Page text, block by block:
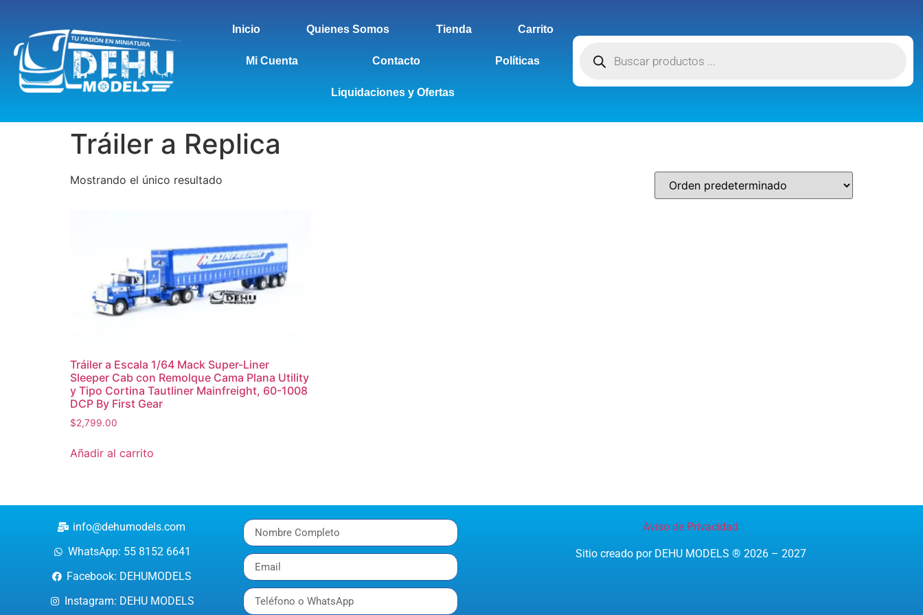
Inicio Quienes Somos Tienda Carrito
Mi Cuenta Contacto Políticas
Liquidaciones y Ofertas
Tráiler a Replica
Mostrando el único resultado
Tráiler a Escala 1/64 Mack Super-Liner
Sleeper Cab con Remolque Cama Plana Utility
y Tipo Cortina Tautliner Mainfreight, 60-1008
DCP By First Gear
$2,799.00
Añadir al carrito
info@dehumodels.com
WhatsApp: 55 8152 6641
Facebook: DEHUMODELS
Instagram: DEHU MODELS
Aviso de Privacidad
Sitio creado por DEHU MODELS ® 2026 – 2027